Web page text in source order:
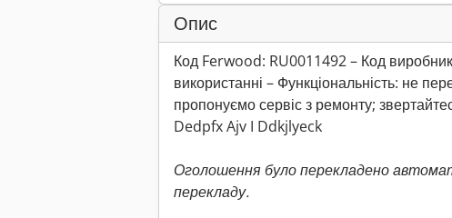
Опис
Код Ferwood: RU0011492 – Код
використанні – Функціональність: не
пропонуємо сервіс з ремонту;
Dedpfx Ajv I Ddkjlyeck
Оголошення було перекладено
перекладу.